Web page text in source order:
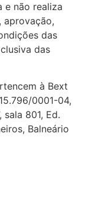
e não realiza
aprovação,
das
das
à Bext
0001-04,
801, Ed.
Balneário